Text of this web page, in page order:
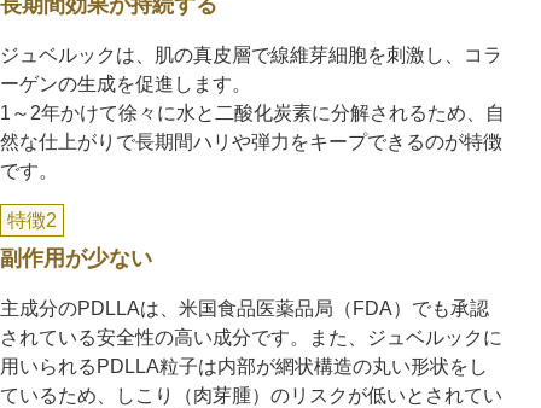
長期間効果が持続する
ジュベルックは、肌の真皮層で線維芽細胞を刺激し、コラ
ーゲンの生成を促進します。
1～2年かけて徐々に水と二酸化炭素に分解されるため、自
然な仕上がりで長期間ハリや弾力をキープできるのが特徴
です。
特徴2
副作用が少ない
主成分のPDLLAは、米国食品医薬品局（FDA）でも承認
されている安全性の高い成分です。また、ジュベルックに
用いられるPDLLA粒子は内部が網状構造の丸い形状をし
ているため、しこり（肉芽腫）のリスクが低いとされてい